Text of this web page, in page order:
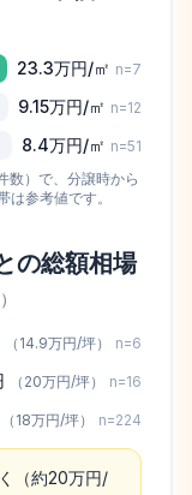
23.3万円/㎡ n=7
9.15万円/㎡ n=12
8.4万円/㎡ n=51
数）で、分譲時から
参考値です。
の総額相場
）
（ 14.9万円/坪） n=6
（ 20万円/坪） n=16
（ 18万円/坪） n=224
（約20万円/